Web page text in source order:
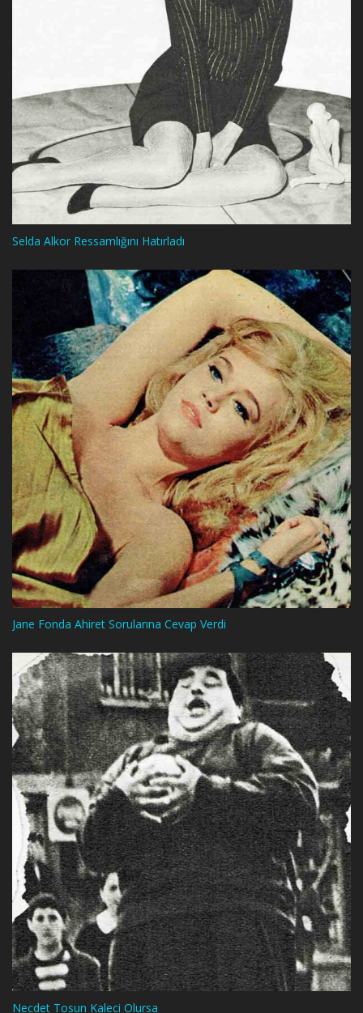
Selda Alkor Ressamlığını Hatırladı
Jane Fonda Ahiret Sorularına Cevap Verdi
Necdet Tosun Kaleci Olursa